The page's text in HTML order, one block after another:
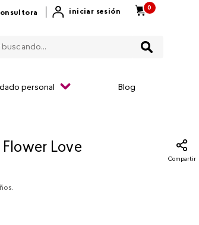
iniciar sesión
0
personal Blog
Love
Compartir